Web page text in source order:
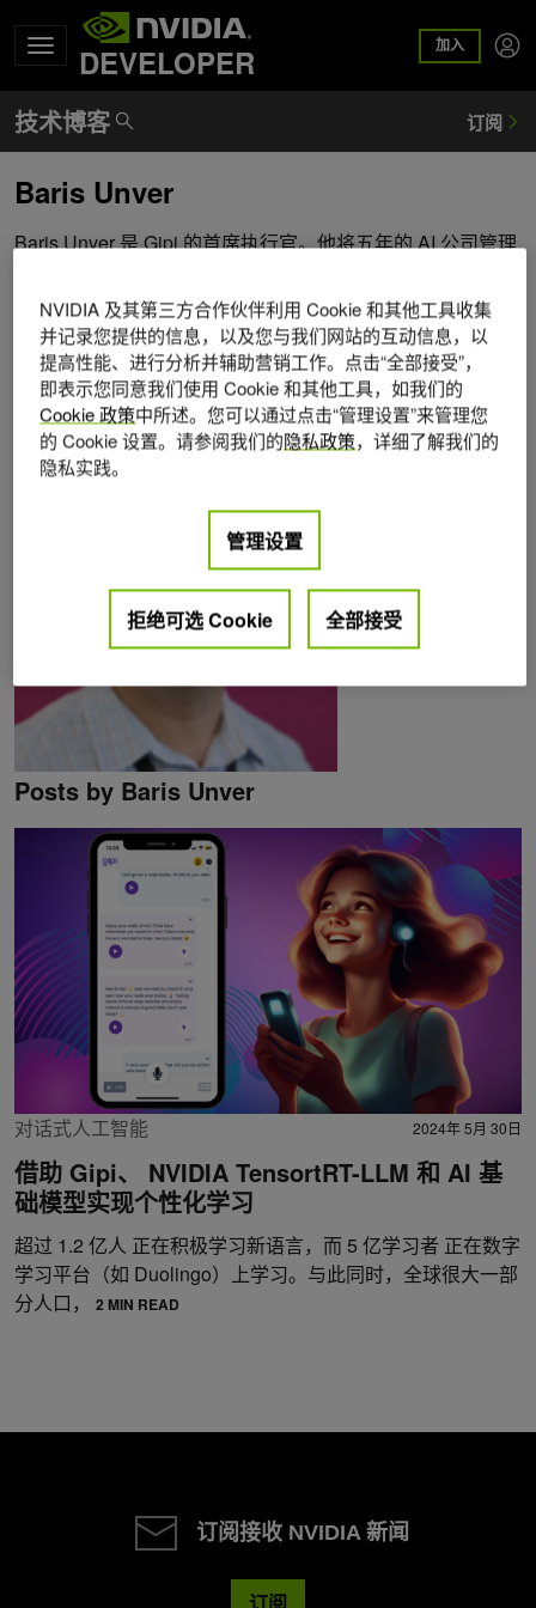
DEVELOPER 加入
Baris Unver
Baris Unver 是 Gipi 的首席执行官。他将五年的 AI 公司管理
括他最终选择放弃的明尼苏达大学计算机科学博士学位。
Baris 以前是微软和惠普的研究人员，他的专业知识涵盖项
目管理、人机交互、系统设计、计算机视觉和深度学习。在
Gipi，他的领导才能和业务发展技能是塑造 AI 未来伙伴不可
或缺的。
Posts by Baris Unver
对话式人工智能 2024年 5月 30日
借助 Gipi、 NVIDIA TensortRT-LLM 和 AI 基
础模型实现个性化学习
超过 1.2 亿人 正在积极学习新语言，而 5 亿学习者 正在数字
学习平台（如 Duolingo）上学习。与此同时，全球很大一部
分人口，
2 MIN READ
订阅接收 NVIDIA 新闻
订阅
NVIDIA 及其第三方合作伙伴利用 Cookie 和其他工具收集
并记录您提供的信息，以及您与我们网站的互动信息，以
提高性能、进行分析并辅助营销工作。点击“全部接受”，
即表示您同意我们使用 Cookie 和其他工具，如我们的
Cookie 政策中所述。您可以通过点击“管理设置”来管理您
的 Cookie 设置。请参阅我们的隐私政策，详细了解我们的
隐私实践。
管理设置
拒绝可选 Cookie 全部接受